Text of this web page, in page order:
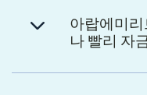
아랍에미
나 빨리 자